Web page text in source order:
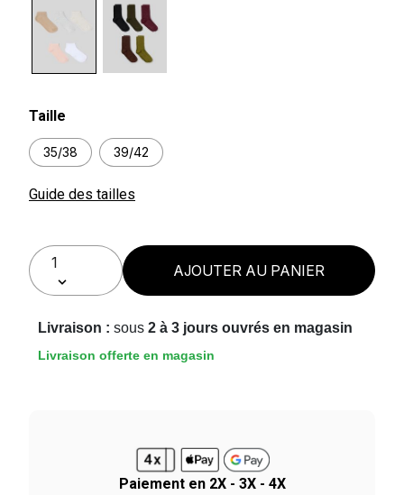
Taille
35/38 39/42
Guide des tailles
AJOUTER AU PANIER
Livraison : sous 2 à 3 jours ouvrés en magasin
Livraison offerte en magasin
Paiement en 2X - 3X - 4X